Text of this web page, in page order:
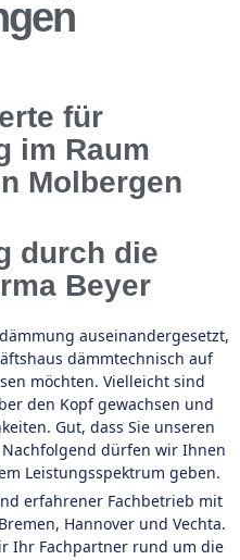
für
im Raum
Molbergen
durch die
Beyer
auseinandergesetzt,
dämmtechnisch auf
möchten. Vielleicht sind
den Kopf gewachsen und
Gut, dass Sie unseren
dürfen wir Ihnen
Leistungsspektrum geben.
erfahrener Fachbetrieb mit
Hannover und Vechta.
Ihr Fachpartner rund um die